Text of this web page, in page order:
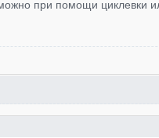
при помощи циклевки